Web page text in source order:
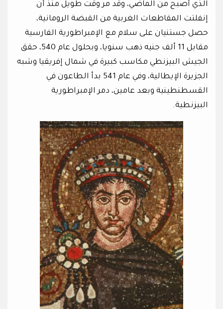
الذي أصبح من الماضي، وقد مر وقت طويل منذ أن
إنفلتت المقاطعات الغربية من القبضة الرومانية،
حصل جستنيان على سلام مع الإمبراطورية الفارسية
مقابل 11 ألف جنيه ذهب سنويا، وبحلول عام 540، حقق
الجيش البيزنطي مكاسب كبيرة في شمال إفريقيا وشبه
الجزيرة الإيطالية، وفي عام 541 بدأ الطاعون في
القسطنطينية وبعد عامين، دمر الإمبراطورية
البيزنطية.